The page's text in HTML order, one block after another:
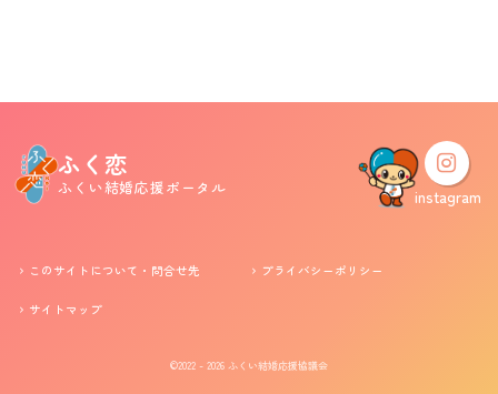
ふくい婚活サポートセンターについて
このサイトについて・問合せ先
プライバシーポリシー
ふく恋
ふくい結婚応援ポータル instagram
このサイトについて・問合せ先 プライバシーポリシー
サイトマップ
©2022 - 2026 ふくい結婚応援協議会